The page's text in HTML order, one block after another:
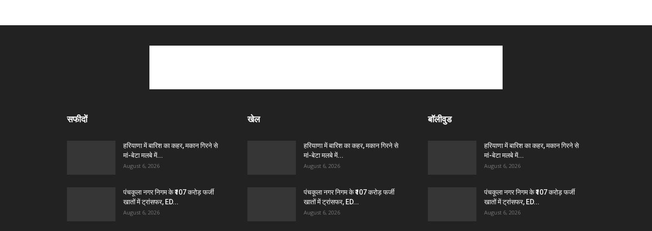
सफीदों
हरियाणा में बारिश का कहर, मकान गिरने से
मां-बेटा मलबे में...
August 6, 2026
पंचकूला नगर निगम के ₹107 करोड़ फर्जी
खातों में ट्रांसफर, ED...
August 6, 2026
खेल
हरियाणा में बारिश का कहर, मकान गिरने से
मां-बेटा मलबे में...
August 6, 2026
पंचकूला नगर निगम के ₹107 करोड़ फर्जी
खातों में ट्रांसफर, ED...
August 6, 2026
बॉलीवुड
हरियाणा में बारिश का कहर, मकान गिरने से
मां-बेटा मलबे में...
August 6, 2026
पंचकूला नगर निगम के ₹107 करोड़ फर्जी
खातों में ट्रांसफर, ED...
August 6, 2026